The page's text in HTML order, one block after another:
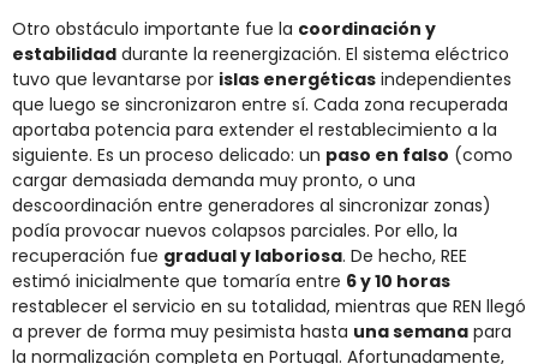
Otro obstáculo importante fue la coordinación y
estabilidad durante la reenergización. El sistema eléctrico
tuvo que levantarse por islas energéticas independientes
que luego se sincronizaron entre sí. Cada zona recuperada
aportaba potencia para extender el restablecimiento a la
siguiente. Es un proceso delicado: un paso en falso (como
cargar demasiada demanda muy pronto, o una
descoordinación entre generadores al sincronizar zonas)
podía provocar nuevos colapsos parciales. Por ello, la
recuperación fue gradual y laboriosa. De hecho, REE
estimó inicialmente que tomaría entre 6 y 10 horas
restablecer el servicio en su totalidad​, mientras que REN llegó
a prever de forma muy pesimista hasta una semana para
la normalización completa en Portugal. Afortunadamente,